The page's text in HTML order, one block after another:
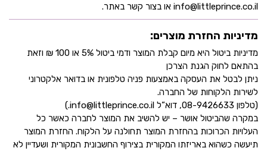
info@littleprince.co.il או בצור קשר באתר.
מדיניות החזרת מוצרים:
מדיניות ביטול היא מיום קבלת המוצר ודמי ביטול 5% או 100 ₪ וזאת
בהתאם לחוק הגנת הצרכן
ניתן לבטל את העסקה באמצעות פניה טלפונית או בדואר אלקטרוני
לשירות הלקוחות של החברה.
(טלפון 08-9426633, דוא”ל info@littleprince.co.il.)
במקרה שהביטול אושר – יש להשיב את המוצר לחברה כאשר כל
העלויות הכרוכות בהחזרת המוצר תחולנה על הלקוח. החזרת המוצר
תיעשה כשהוא באריזתו המקורית בצירוף החשבונית המקורית ושעדיין לא